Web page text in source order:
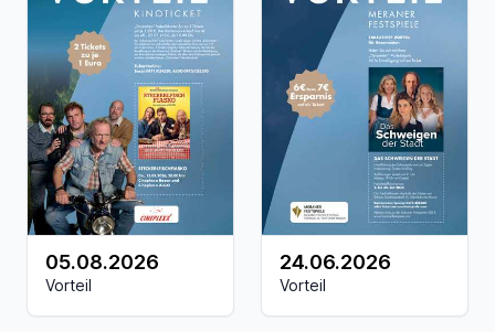
05.08.2026
Vorteil
24.06.2026
Vorteil